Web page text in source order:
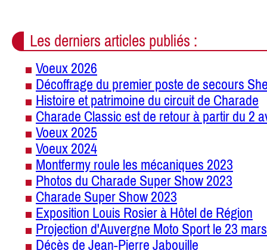
Les derniers articles publiés :
Voeux 2026
Décoffrage du premier poste de secours
Histoire et patrimoine du circuit de Charade
Charade Classic est de retour à partir du 2
Voeux 2025
Voeux 2024
Montfermy roule les mécaniques 2023
Photos du Charade Super Show 2023
Charade Super Show 2023
Exposition Louis Rosier à Hôtel de Région
Projection d'Auvergne Moto Sport le 23 mars
Décès de Jean-Pierre Jabouille